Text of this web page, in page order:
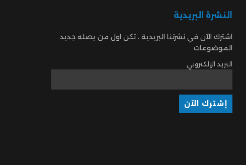
النشرة البريدية
اشترك الآن في نشرتنا البريدية ، تكن اول من يصله جديد
الموضوعات
البريد الإلكتروني